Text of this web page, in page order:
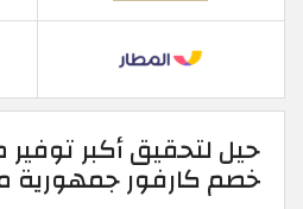
حيل لتحقيق أكبر
خصم كارفور جمهورية مصر